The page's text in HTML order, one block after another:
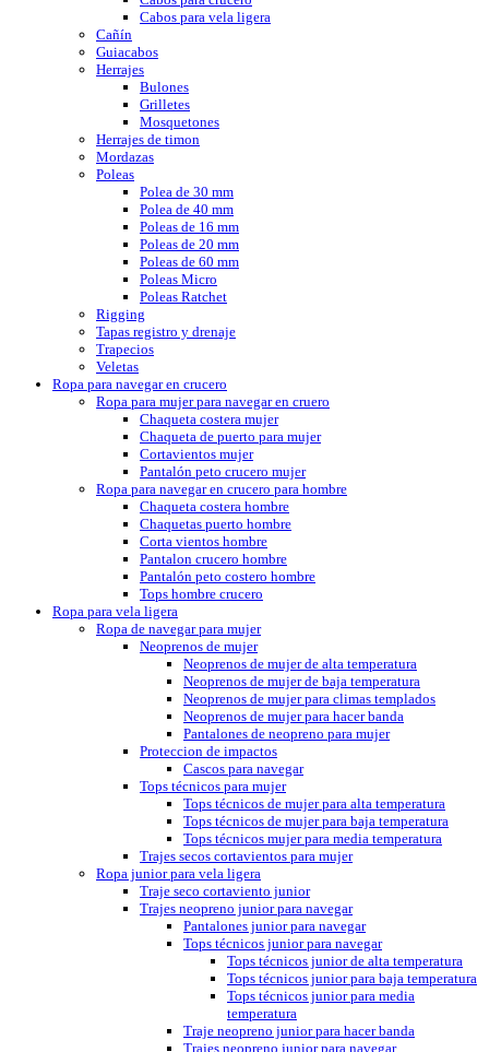
Cabos para vela ligera
Cañín
Guiacabos
Herrajes
Bulones
Grilletes
Mosquetones
Herrajes de timon
Mordazas
Poleas
Polea de 30 mm
Polea de 40 mm
Poleas de 16 mm
Poleas de 20 mm
Poleas de 60 mm
Poleas Micro
Poleas Ratchet
Rigging
Tapas registro y drenaje
Trapecios
Veletas
Ropa para navegar en crucero
Ropa para mujer para navegar en cruero
Chaqueta costera mujer
Chaqueta de puerto para mujer
Cortavientos mujer
Pantalón peto crucero mujer
Ropa para navegar en crucero para hombre
Chaqueta costera hombre
Chaquetas puerto hombre
Corta vientos hombre
Pantalon crucero hombre
Pantalón peto costero hombre
Tops hombre crucero
Ropa para vela ligera
Ropa de navegar para mujer
Neoprenos de mujer
Neoprenos de mujer de alta temperatura
Neoprenos de mujer de baja temperatura
Neoprenos de mujer para climas templados
Neoprenos de mujer para hacer banda
Pantalones de neopreno para mujer
Proteccion de impactos
Cascos para navegar
Tops técnicos para mujer
Tops técnicos de mujer para alta temperatura
Tops técnicos de mujer para baja temperatura
Tops técnicos mujer para media temperatura
Trajes secos cortavientos para mujer
Ropa junior para vela ligera
Traje seco cortaviento junior
Trajes neopreno junior para navegar
Pantalones junior para navegar
Tops técnicos junior para navegar
Tops técnicos junior de alta temperatura
Tops técnicos junior para baja temperatura
Tops técnicos junior para media
temperatura
Traje neopreno junior para hacer banda
Trajes neopreno junior para navegar